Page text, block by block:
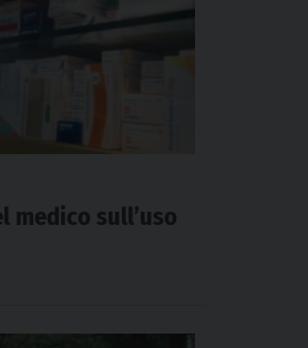
medico sull’uso